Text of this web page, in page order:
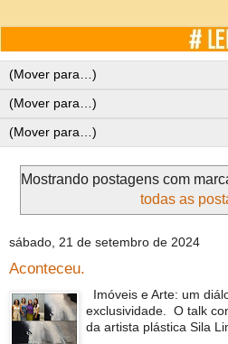
Mostrando postagens com
todas as
sábado, 21 de setembro de 2024
Aconteceu.
Imóveis e Arte: um
exclusividade. O talk
da artista plástica Sila